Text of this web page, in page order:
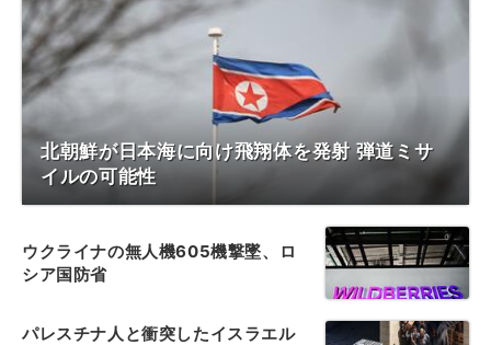
北朝鮮が日本海に向け飛翔体を発射 弾道ミサ
イルの可能性
ウクライナの無人機605機撃墜、ロ
シア国防省
パレスチナ人と衝突したイスラエル